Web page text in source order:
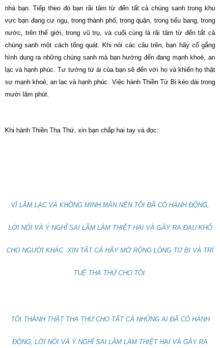
nhà bạn. Tiếp theo đó bạn rãi tâm từ đến tất cả chúng sanh trong khu
vực bạn đang cư ngụ, trong thành phố, trong quận, trong tiểu bang, trong
nước, trên thế giới, trong vũ trụ, và cuối cùng là rãi tâm từ đến tất cả
chúng sanh một cách tổng quát. Khi nói các câu trên, bạn hãy cố gắng
hình dung ra những chúng sanh mà bạn hướng đến đang mạnh khoẻ, an
lạc và hạnh phúc. Tư tưởng từ ái của bạn sẽ đến với họ và khiến họ thật
sự mạnh khoẻ, an lạc và hạnh phúc. Việc hành Thiền Từ Bi kéo dài trong
mười lăm phút.
Khi hành Thiền Tha Thứ, xin bạn chắp hai tay và đọc:
VÌ LẦM LẠC VÀ KHÔNG MINH MẨN NÊN TÔI ĐÃ CÓ HÀNH ĐỘNG,
LỜI NÓI VÀ Ý NGHĨ SAI LẦM LÀM THIỆT HẠI VÀ GÂY RA ĐAU KHỔ
CHO NGƯỜI KHÁC. XIN TẤT CẢ HÃY MỞ RỘNG LÒNG TỪ BI VÀ TRÍ
TUỆ THA THỨ CHO TÔI.
TÔI THÀNH THẬT THA THỨ CHO TẤT CẢ NHỮNG AI ĐÃ CÓ HÀNH
ĐỘNG, LỜI NÓI VÀ Ý NGHĨ SAI LẦM LÀM THIỆT HẠI VÀ GÂY RA